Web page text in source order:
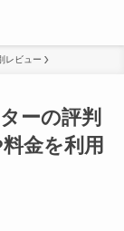
レビュー
ーの評判
金を利用